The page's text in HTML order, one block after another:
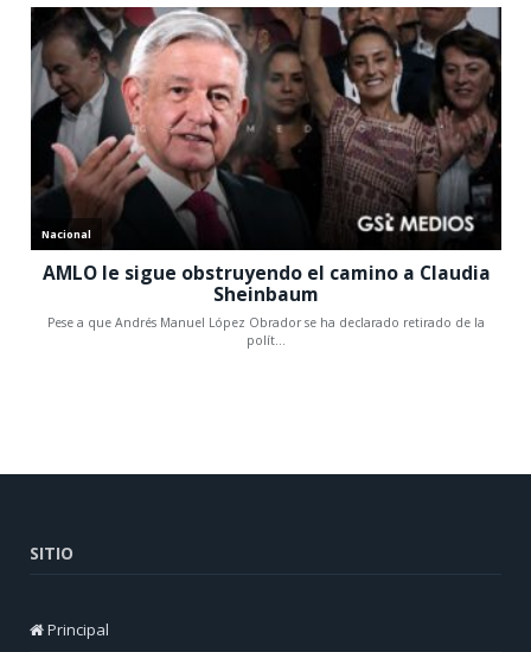
SITIO
Principal